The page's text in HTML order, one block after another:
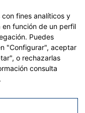
– Financiado por
el Reglamento (UE)
de 12 de febrero
fines analíticos y
función de un perfil
Puedes
"Configurar", aceptar
o rechazarlas
consulta
.